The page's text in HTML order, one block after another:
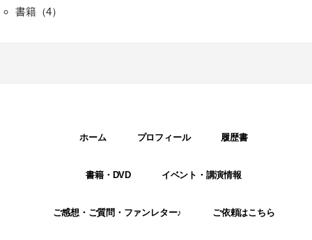
書籍（4）
ホーム プロフィール 履歴書
書籍・DVD イベント・講演情報
ご感想・ご質問・ファンレター♪ ご依頼はこちら